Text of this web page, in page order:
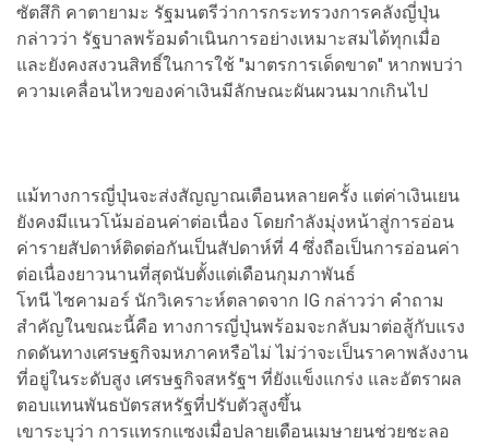
ซัตสึกิ คาตายามะ รัฐมนตรีว่าการกระทรวงการคลังญี่ปุ่น
กล่าวว่า รัฐบาลพร้อมดำเนินการอย่างเหมาะสมได้ทุกเมื่อ
และยังคงสงวนสิทธิ์ในการใช้ "มาตรการเด็ดขาด" หากพบว่า
ความเคลื่อนไหวของค่าเงินมีลักษณะผันผวนมากเกินไป
แม้ทางการญี่ปุ่นจะส่งสัญญาณเตือนหลายครั้ง แต่ค่าเงินเยน
ยังคงมีแนวโน้มอ่อนค่าต่อเนื่อง โดยกำลังมุ่งหน้าสู่การอ่อน
ค่ารายสัปดาห์ติดต่อกันเป็นสัปดาห์ที่ 4 ซึ่งถือเป็นการอ่อนค่า
ต่อเนื่องยาวนานที่สุดนับตั้งแต่เดือนกุมภาพันธ์
โทนี ไซคามอร์ นักวิเคราะห์ตลาดจาก IG กล่าวว่า คำถาม
สำคัญในขณะนี้คือ ทางการญี่ปุ่นพร้อมจะกลับมาต่อสู้กับแรง
กดดันทางเศรษฐกิจมหภาคหรือไม่ ไม่ว่าจะเป็นราคาพลังงาน
ที่อยู่ในระดับสูง เศรษฐกิจสหรัฐฯ ที่ยังแข็งแกร่ง และอัตราผล
ตอบแทนพันธบัตรสหรัฐที่ปรับตัวสูงขึ้น
เขาระบุว่า การแทรกแซงเมื่อปลายเดือนเมษายนช่วยชะลอ